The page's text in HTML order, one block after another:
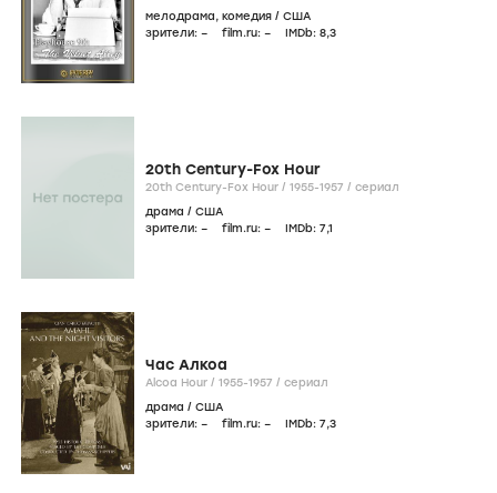
мелодрама, комедия / США
зрители: – film.ru: – IMDb: 8,3
20th Century-Fox Hour
20th Century-Fox Hour / 1955-1957 / сериал
драма / США
зрители: – film.ru: – IMDb: 7,1
Час Алкоа
Alcoa Hour / 1955-1957 / сериал
драма / США
зрители: – film.ru: – IMDb: 7,3